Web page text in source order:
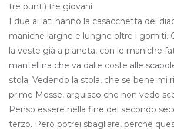
tre punti) tre giovani.
I due ai lati hanno la casacchetta dei
maniche larghe e lunghe oltre i gomiti.
la veste già a pianeta, con le maniche
mantellina che va dalle coste alle
stola. Vedendo la stola, che se bene mi
prime Messe, arguisco che non vedo
Penso essere nella fine del secondo
terzo. Però potrei sbagliare, perché